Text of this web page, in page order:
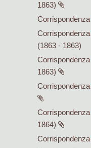
1863)
Corrispondenza
Corrispondenza
(1863 - 1863)
Corrispondenza
1863)
Corrispondenza
Corrispondenza
1864)
Corrispondenza